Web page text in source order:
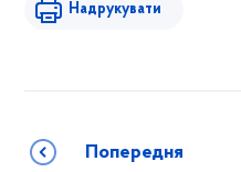
Надрукувати
Попередня